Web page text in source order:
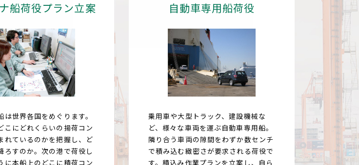
船荷役プラン立案
は世界各国をめぐります。
こにどれくらいの揚荷コン
れているのかを把握し、ど
ろすのか。次の港で荷役し
に本船上のどこに積荷コン
自動車専用船荷役
乗用車や大型トラック、建設機械な
ど、様々な車両を運ぶ自動車専用船。
隣り合う車両の隙間をわずか数センチ
で積み込む緻密さが要求される荷役で
す。積込み作業プランを立案し、自ら